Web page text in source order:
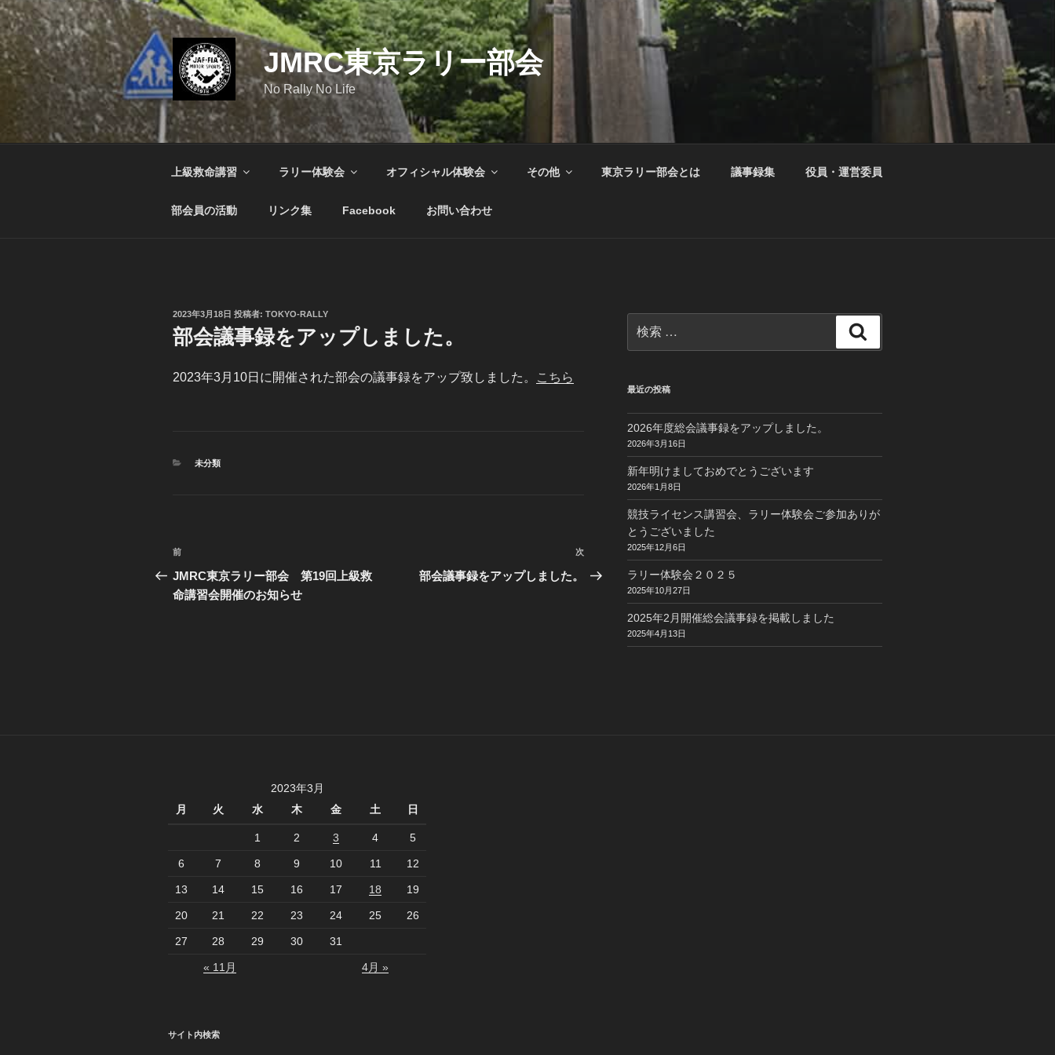
コ
ン
テ
ン
キ
JMRC東京ラリー部会
No Rally No Life
上級救命講習 ラリー体験会 オフィシャル体験会 その他 東京ラリー部会とは 議事録集 役員・運営委員
部会員の活動 リンク集 Facebook お問い合わせ
投
稿
日:
2023年3月18日 投稿者: TOKYO-RALLY
部会議事録をアップしました。
2023年3月10日に開催された部会の議事録をアップ致しました。 こちら
カ
未分類
投
稿
ナ
過
去
の
前
JMRC東京ラリー部会 第19回上級救
命講習会開催のお知らせ
の
次
部会議事録をアップしました。
索:
索
最近の投稿
2026年度総会議事録をアップしました。
2026年3月16日
新年明けましておめでとうございます
2026年1月8日
競技ライセンス講習会、ラリー体験会ご参加ありが
とうございました
2025年12月6日
ラリー体験会２０２５
2025年10月27日
2025年2月開催総会議事録を掲載しました
2025年4月13日
2023年3月
月
火 水 木 金 土 日
1 2 3 4 5
6 7 8 9 10 11 12
13 14 15 16 17 18 19
20 21 22 23 24 25 26
27 28 29 30 31
« 11月 4月 »
サイト内検索